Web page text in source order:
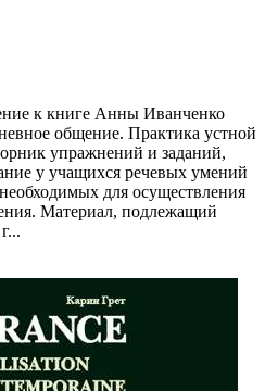
к книге Анны Иванченко
общение. Практика устной
упражнений и заданий,
у учащихся речевых умений
для осуществления
Материал, подлежащий